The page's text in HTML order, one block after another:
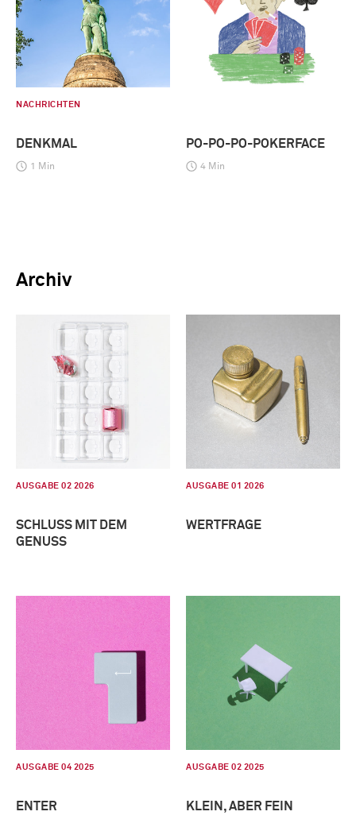
NACHRICHTEN
DENKMAL
1 Min
PO-PO-PO-POKERFACE
4 Min
Archiv
AUSGABE 02 2026
SCHLUSS MIT DEM
GENUSS
AUSGABE 01 2026
WERTFRAGE
AUSGABE 04 2025
ENTER
AUSGABE 02 2025
KLEIN, ABER FEIN